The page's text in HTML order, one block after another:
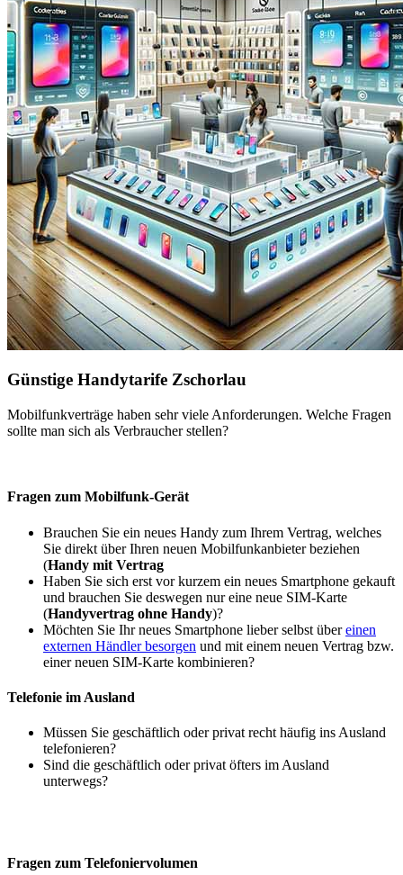
Günstige Handytarife Zschorlau
Mobilfunkverträge haben sehr viele Anforderungen. Welche Fragen
sollte man sich als Verbraucher stellen?
Fragen zum Mobilfunk-Gerät
Brauchen Sie ein neues Handy zum Ihrem Vertrag, welches
Sie direkt über Ihren neuen Mobilfunkanbieter beziehen
(Handy mit Vertrag
Haben Sie sich erst vor kurzem ein neues Smartphone gekauft
und brauchen Sie deswegen nur eine neue SIM-Karte
(Handyvertrag ohne Handy)?
Möchten Sie Ihr neues Smartphone lieber selbst übereinen
externen Händler besorgen und mit einem neuen Vertrag bzw.
einer neuen SIM-Karte kombinieren?
Telefonie im Ausland
Müssen Sie geschäftlich oder privat recht häufig ins Ausland
telefonieren?
Sind die geschäftlich oder privat öfters im Ausland
unterwegs?
Fragen zum Telefoniervolumen